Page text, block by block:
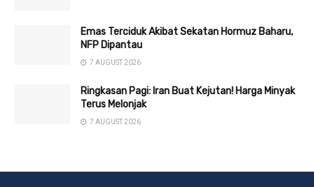
Emas Terciduk Akibat Sekatan Hormuz Baharu,
NFP Dipantau
7 AUGUST 2026
Ringkasan Pagi: Iran Buat Kejutan! Harga Minyak
Terus Melonjak
7 AUGUST 2026